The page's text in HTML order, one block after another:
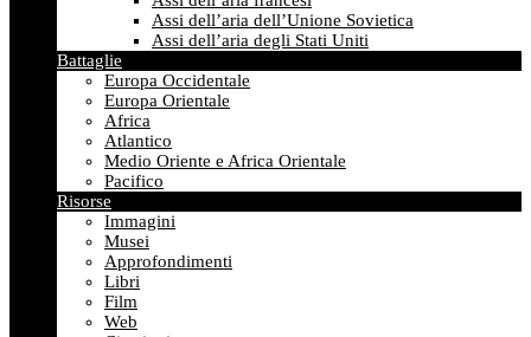
Assi dell’aria dell’Unione Sovietica
Assi dell’aria degli Stati Uniti
Battaglie
Europa Occidentale
Europa Orientale
Africa
Atlantico
Medio Oriente e Africa Orientale
Pacifico
Risorse
Immagini
Musei
Approfondimenti
Libri
Film
Web